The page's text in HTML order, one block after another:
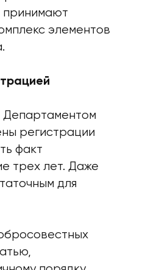
принимают
элементов
Департаментом
регистрации
факт
трех лет. Даже
для